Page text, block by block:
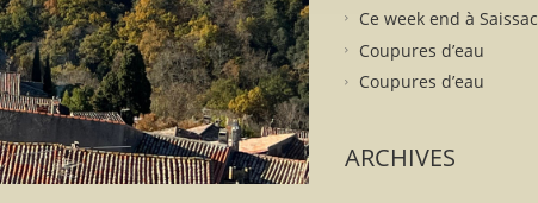
Ce week end à Saissac
Coupures d’eau
Coupures d’eau
ARCHIVES